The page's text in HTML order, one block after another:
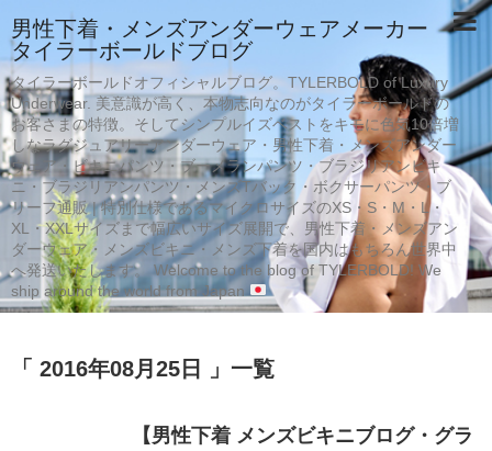
男性下着・メンズアンダーウェアメーカー
タイラーボールドブログ
タイラーボールドオフィシャルブログ。TYLERBOLD of Luxury
Underwear. 美意識が高く、本物志向なのがタイラーボールドの
お客さまの特徴。そしてシンプルイズベストをキモに色気10倍増
しなラグジュアリーアンダーウェア・男性下着・メンズアンダー
ウェア・ビキニパンツ・ブーメランパンツ・ブラジリアンビキ
ニ・ブラジリアンパンツ・メンズTバック・ボクサーパンツ・ブ
リーフ通販 | 特別仕様であるマイクロサイズのXS・S・M・L・
XL・XXLサイズまで幅広いサイズ展開で、男性下着・メンズアン
ダーウェア・メンズビキニ・メンズ下着を国内はもちろん世界中
へ発送いたします。 Welcome to the blog of TYLERBOLD! We
ship around the world from Japan
「 2016年08月25日 」一覧
【男性下着 メンズビキニブログ・グラ